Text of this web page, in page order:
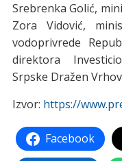
Srebrenka Golić,
Zora Vidović,
vodoprivrede
direktora Inv
Srpske Dražen
Izvor: https://
Facebook